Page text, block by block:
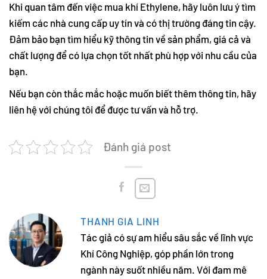
Khi quan tâm đến việc mua khí Ethylene, hãy luôn lưu ý tìm
kiếm các nhà cung cấp uy tín và có thị trường đáng tin cậy.
Đảm bảo bạn tìm hiểu kỹ thông tin về sản phẩm, giá cả và
chất lượng để có lựa chọn tốt nhất phù hợp với nhu cầu của
bạn.
Nếu bạn còn thắc mắc hoặc muốn biết thêm thông tin, hãy
liên hệ với chúng tôi để được tư vấn và hỗ trợ.
Đánh giá post
THANH GIA LINH
Tác giả có sự am hiểu sâu sắc về lĩnh vực
Khí Công Nghiệp, góp phần lớn trong
ngành này suốt nhiều năm. Với đam mê